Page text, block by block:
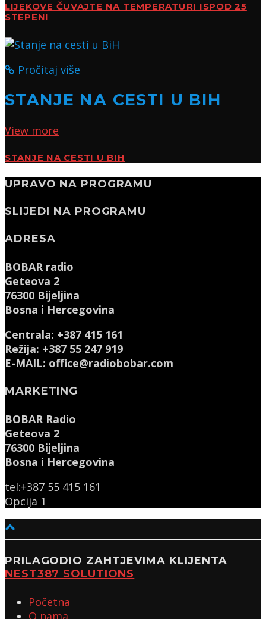
LIJEKOVE ČUVAJTE NA TEMPERATURI ISPOD 25
STEPENI
Pročitaj više
STANJE NA CESTI U BIH
View more
STANJE NA CESTI U BIH
UPRAVO NA PROGRAMU
SLIJEDI NA PROGRAMU
ADRESA
BOBAR radio
Geteova 2
76300 Bijeljina
Bosna i Hercegovina
Centrala: +387 415 161
Režija: +387 55 247 919
E-MAIL: office@radiobobar.com
MARKETING
BOBAR Radio
Geteova 2
76300 Bijeljina
Bosna i Hercegovina
tel:+387 55 415 161
Opcija 1
PRILAGODIO ZAHTJEVIMA KLIJENTA
NEST387 SOLUTIONS
Početna
O nama